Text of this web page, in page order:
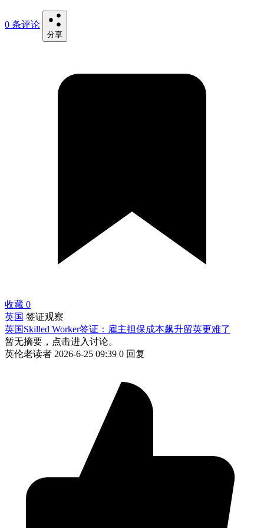
0 条评论
分享
收藏 0
英国 签证观察
英国Skilled Worker签证：雇主担保成本飙升留英更难了
暂无摘要，点击进入讨论。
英伦老读者 2026-6-25 09:39 0 回复